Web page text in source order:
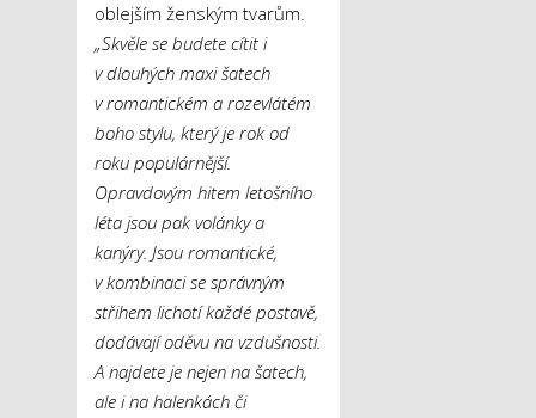
oblejším ženským tvarům.
„Skvěle se budete cítit i
v dlouhých maxi šatech
v romantickém a rozevlátém
boho stylu, který je rok od
roku populárnější.
Opravdovým hitem letošního
léta jsou pak volánky a
kanýry. Jsou romantické,
v kombinaci se správným
střihem lichotí každé postavě,
dodávají oděvu na vzdušnosti.
A najdete je nejen na šatech,
ale i na halenkách či